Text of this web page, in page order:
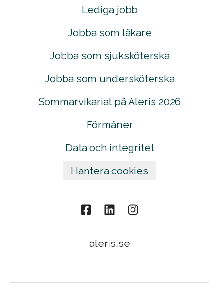
Lediga jobb
Jobba som läkare
Jobba som sjuksköterska
Jobba som undersköterska
Sommarvikariat på Aleris 2026
Förmåner
Data och integritet
Hantera cookies
aleris.se